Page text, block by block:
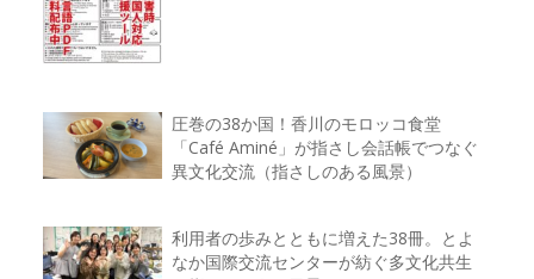
圧巻の38か国！香川のモロッコ食堂
「Café Aminé」が指さし会話帳でつなぐ
異文化交流（指さしのある風景）
利用者の歩みとともに増えた38冊。とよ
なか国際交流センターが紡ぐ多文化共生